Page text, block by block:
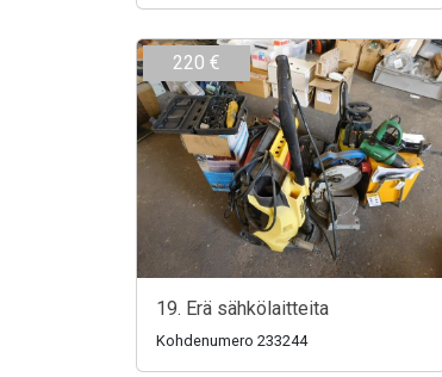
220 €
19. Erä sähkölaitteita
Kohdenumero 233244